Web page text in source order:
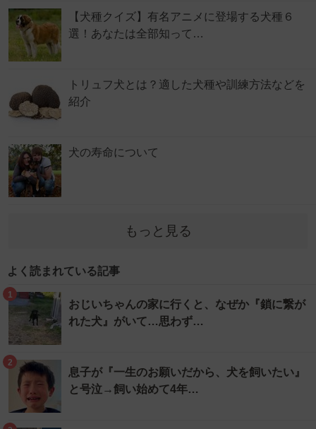
【犬種クイズ】有名アニメに登場する犬種６
選！あなたは全部知って…
トリュフ犬とは？適した犬種や訓練方法などを
紹介
犬の寿命について
もっと見る
よく読まれている記事
1
おじいちゃんの家に行くと、なぜか『鎖に繋が
れた犬』がいて…思わず…
2
息子が『一生のお願いだから、犬を飼いたい』
と号泣→飼い始めて4年…